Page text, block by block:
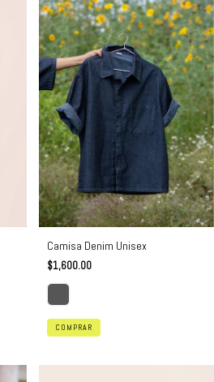
Camisa Denim Unisex
$1,600.00
COMPRAR